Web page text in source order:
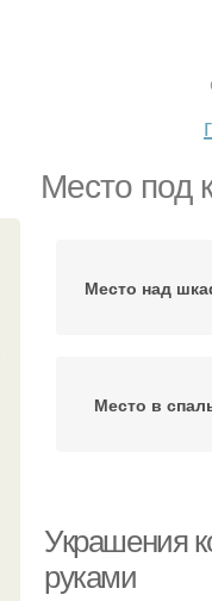
Место под
Место над
Место в
Украшения
руками